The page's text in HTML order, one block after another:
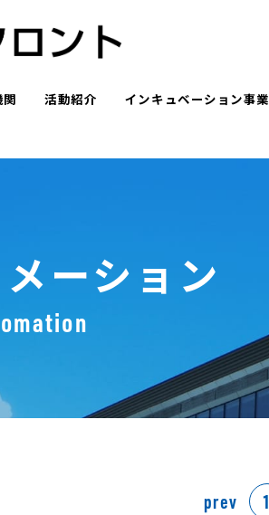
活動紹介 インキュベーション事業
ーション
prev 1